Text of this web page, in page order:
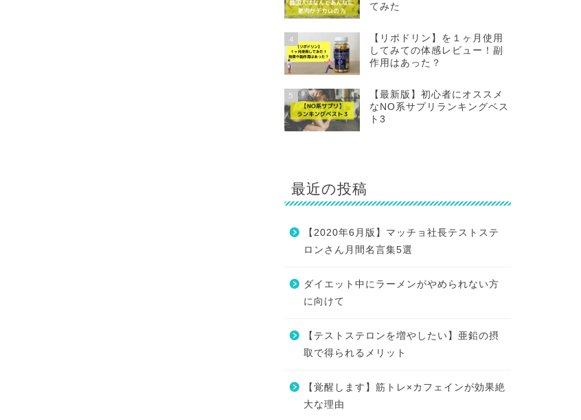
てみた
4
【リポドリン】を１ヶ月使用
してみての体感レビュー！副
作用はあった？
5
【最新版】初心者にオススメ
なNO系サプリランキングベス
ト3
最近の投稿
【2020年6月版】マッチョ社長テストステ
ロンさん月間名言集5選
ダイエット中にラーメンがやめられない方
に向けて
【テストステロンを増やしたい】亜鉛の摂
取で得られるメリット
【覚醒します】筋トレ×カフェインが効果絶
大な理由